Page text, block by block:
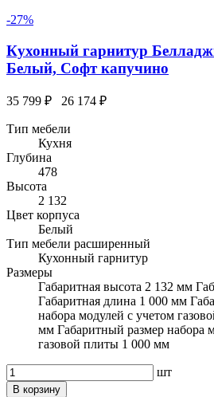
-27%
Кухонный гарнитур
Белый, Софт капучино
35 799 ₽ 26 174 ₽
Тип мебели
Кухня
Глубина
478
Высота
2 132
Цвет корпуса
Белый
Тип мебели расширенный
Кухонный гарнитур
Размеры
Габаритная высота 2 132 мм
Габаритная длина 1 000 мм
набора модулей с учетом
мм Габаритный размер набора
газовой плиты 1 000 мм
шт
В корзину